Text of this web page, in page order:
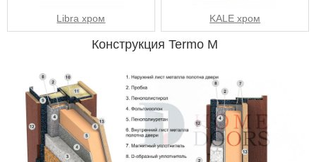
Libra хром KALE хром
Конструкция Termo M